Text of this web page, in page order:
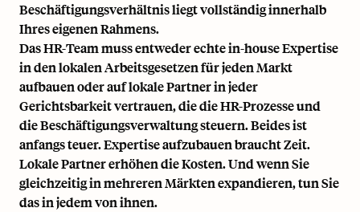
Beschäftigungsverhältnis liegt vollständig innerhalb
Ihres eigenen Rahmens.
Das HR-Team muss entweder echte in-house Expertise
in den lokalen Arbeitsgesetzen für jeden Markt
aufbauen oder auf lokale Partner in jeder
Gerichtsbarkeit vertrauen, die die HR-Prozesse und
die Beschäftigungsverwaltung steuern. Beides ist
anfangs teuer. Expertise aufzubauen braucht Zeit.
Lokale Partner erhöhen die Kosten. Und wenn Sie
gleichzeitig in mehreren Märkten expandieren, tun Sie
das in jedem von ihnen.